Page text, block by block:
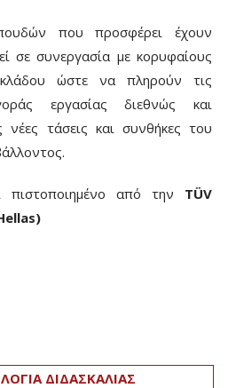
που προσφέρει έχουν
σε συνεργασία με κορυφαίους
κλάδου ώστε να πληρούν τις
εργασίας διεθνώς και
νέες τάσεις και συνθήκες του
πιστοποιημένο από την ΤÜV
ΔΙΔΑΣΚΑΛΙΑΣ